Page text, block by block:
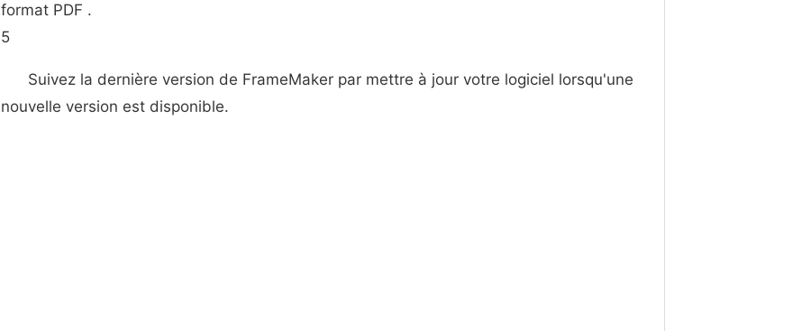
format PDF .
5
Suivez la dernière version de FrameMaker par mettre à jour votre logiciel lorsqu'une
nouvelle version est disponible.